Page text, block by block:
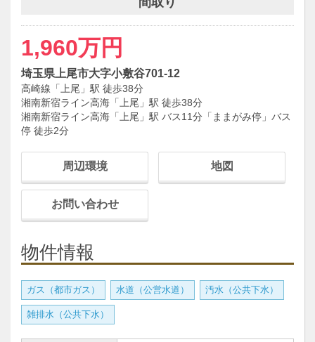
1,960万円
埼玉県上尾市大字小敷谷701-12
高崎線「上尾」駅 徒歩38分
湘南新宿ライン高海「上尾」駅 徒歩38分
湘南新宿ライン高海「上尾」駅 バス11分「ままがみ停」バス
停 徒歩2分
周辺環境 地図
お問い合わせ
物件情報
ガス（都市ガス） 水道（公営水道） 汚水（公共下水）
雑排水（公共下水）